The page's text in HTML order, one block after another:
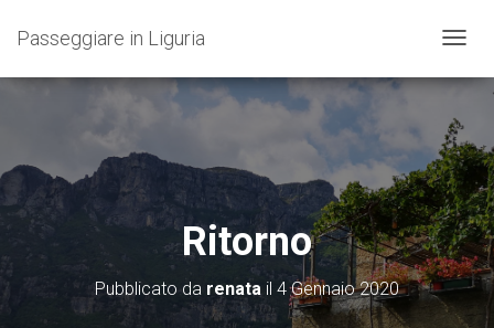
Passeggiare in Liguria
A
I
G
A
Z
I
O
N
E
Ritorno
Pubblicato da renata il 4 Gennaio 2020